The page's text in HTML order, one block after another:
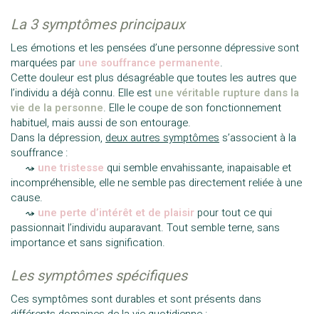
La 3 symptômes principaux
Les émotions et les pensées d’une personne dépressive sont
marquées par une souffrance permanente.
Cette douleur est plus désagréable que toutes les autres que
l’individu a déjà connu. Elle est une véritable rupture dans la
vie de la personne. Elle le coupe de son fonctionnement
habituel, mais aussi de son entourage.
Dans la dépression, deux autres symptômes s’associent à la
souffrance :
⤳ une tristesse qui semble envahissante, inapaisable et
incompréhensible, elle ne semble pas directement reliée à une
cause.
⤳ une perte d’intérêt et de plaisir pour tout ce qui
passionnait l’individu auparavant. Tout semble terne, sans
importance et sans signification.
Les symptômes spécifiques
Ces symptômes sont durables et sont présents dans